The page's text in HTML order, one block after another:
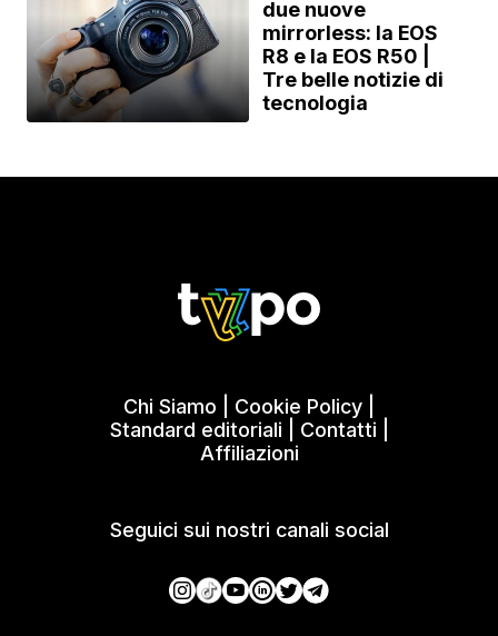
due nuove
mirrorless: la EOS
R8 e la EOS R50 |
Tre belle notizie di
tecnologia
Chi Siamo Cookie Policy
Standard editoriali
Contatti
Affiliazioni
Seguici sui nostri canali social